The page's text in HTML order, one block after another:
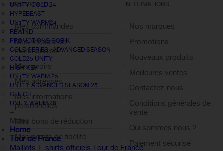
UN1TY COLD 24
HYPEBEAST
UN1TY WARM24
REWIND
PROMOTIONS GOBIK
COLD SERIES · ADVANCED SEASON
COLD25 UNITY
HIGH KEY
UN1TY WARM 25
UN1TY ADVANCED SEASON 25
GLITCH
UNITY WARM 26
+
Menu
Home
Tour de France
Maillots T-shirts officiels Tour de France
MON COMPTE
Mes commandes
Mes retours de
marchandise
Mes avoirs
Mes adresses
Mes informations
personnelles
Mes bons de réduction
Mes points de fidélité
Sign out
INFORMATIONS
Nos marques
Promotions
Nouveaux produits
Meilleures ventes
Contactez-nous
Conditions générales de
vente
Qui sommes nous ?
Paiement sécurisé